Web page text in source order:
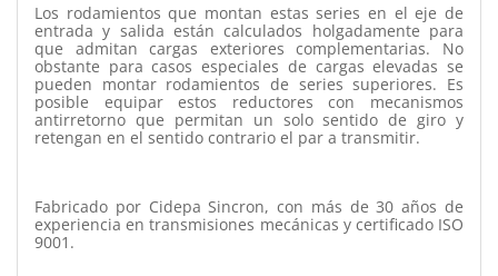
Los rodamientos que montan estas series en el eje de
entrada y salida están calculados holgadamente para
que admitan cargas exteriores complementarias. No
obstante para casos especiales de cargas elevadas se
pueden montar rodamientos de series superiores. Es
posible equipar estos reductores con mecanismos
antirretorno que permitan un solo sentido de giro y
retengan en el sentido contrario el par a transmitir.
Fabricado por Cidepa Sincron, con más de 30 años de
experiencia en transmisiones mecánicas y certificado ISO
9001.